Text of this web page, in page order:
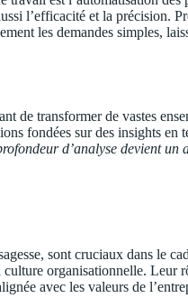
l’efficacité et la précision.
les demandes simples,
de transformer de vastes
fondées sur des insights en
d’analyse devient un
sont cruciaux dans le
organisationnelle. Leur
avec les valeurs de